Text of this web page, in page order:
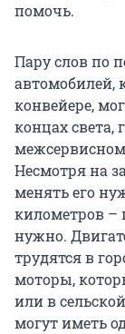
помочь.
Пару слов по
автомобилей,
конвейере,
концах света,
межсервисном
Несмотря на
менять его
километров –
нужно.
трудятся в
моторы,
или в
могут иметь